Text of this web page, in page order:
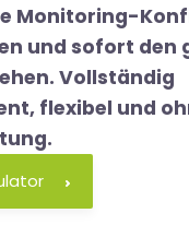
Monitoring-
und sofort den
Vollständig
flexibel und